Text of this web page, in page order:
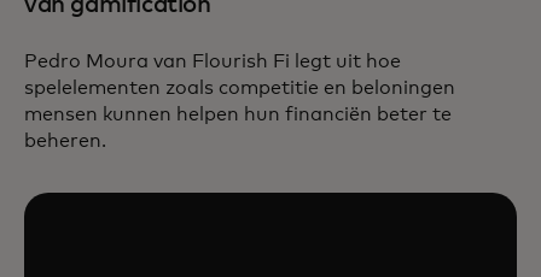
van gamification
Pedro Moura van Flourish Fi legt uit hoe
spelelementen zoals competitie en beloningen
mensen kunnen helpen hun financiën beter te
beheren.